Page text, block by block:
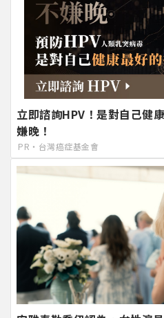
立即諮詢HPV！是對自己健
嫌晚！
PR・台灣癌症基金會